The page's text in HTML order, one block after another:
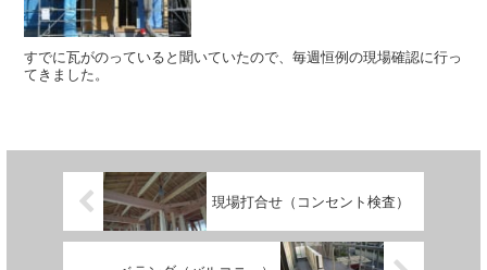
すでに瓦がのっていると聞いていたので、毎週恒例の現場確認に行っ
てきました。
現場打合せ（コンセント検査）